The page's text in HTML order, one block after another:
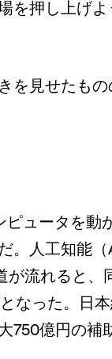
を押し上げ
を見せたも
ュータを動
。人工知能
が流れると
なった。日
億円の補